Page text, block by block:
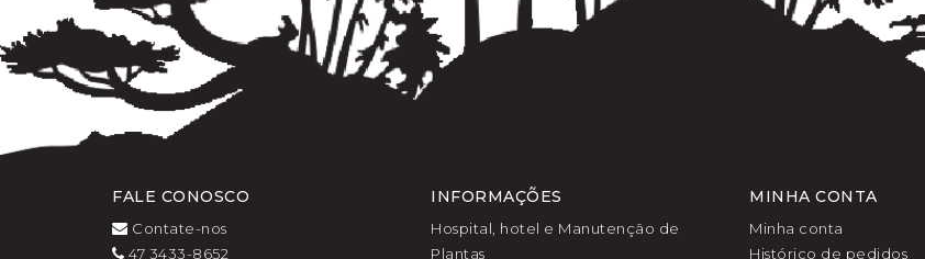
FALE CONOSCO
Contate-nos
47 3433-8652
INFORMAÇÕES
Hospital, hotel e Manutenção de
Plantas
MINHA CONTA
Minha conta
Histórico de pedidos